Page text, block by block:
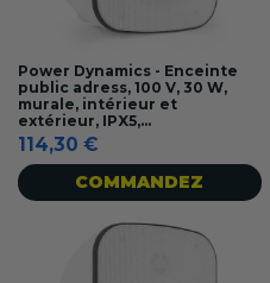
Power Dynamics - Enceinte
public adress, 100 V, 30 W,
murale, intérieur et
extérieur, IPX5,...
114,30 €
COMMANDEZ